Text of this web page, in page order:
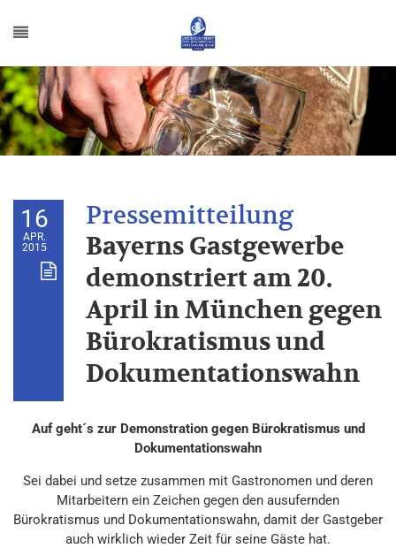
16
APR.
2015
Bayerns Gastgewerbe
demonstriert am 20.
April in München gegen
Bürokratismus und
Dokumentationswahn
Auf geht´s zur Demonstration gegen Bürokratismus und
Dokumentationswahn
Sei dabei und setze zusammen mit Gastronomen und deren
Mitarbeitern ein Zeichen gegen den ausufernden
Bürokratismus und Dokumentationswahn, damit der Gastgeber
auch wirklich wieder Zeit für seine Gäste hat.